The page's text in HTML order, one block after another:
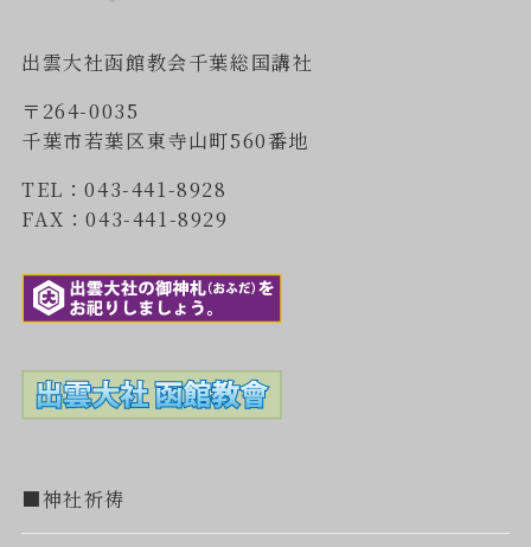
出雲大社函館教会千葉総国講社
〒264-0035
千葉市若葉区東寺山町560番地
TEL：043-441-8928
FAX：043-441-8929
■神社祈祷